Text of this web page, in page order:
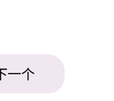
下一个